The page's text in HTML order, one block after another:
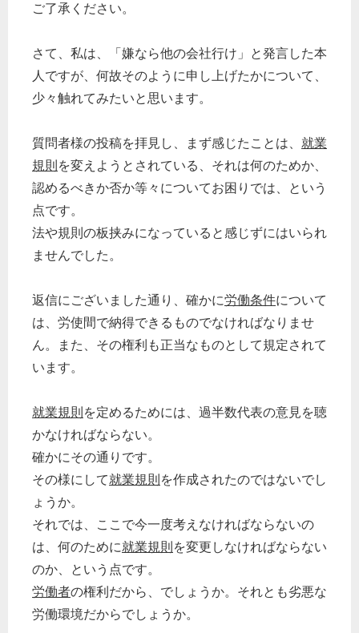
ご了承ください。
さて、私は、「嫌なら他の会社行け」と発言した本
人ですが、何故そのように申し上げたかについて、
少々触れてみたいと思います。
質問者様の投稿を拝見し、まず感じたことは、 就業
規則を変えようとされている、それは何のためか、
認めるべきか否か等々についてお困りでは、という
点です。
法や規則の板挟みになっていると感じずにはいられ
ませんでした。
返信にございました通り、確かに労働条件について
は、労使間で納得できるものでなければなりませ
ん。また、その権利も正当なものとして規定されて
います。
就業規則を定めるためには、過半数代表の意見を聴
かなければならない。
確かにその通りです。
その様にして就業規則を作成されたのではないでし
ょうか。
それでは、ここで今一度考えなければならないの
は、何のために就業規則を変更しなければならない
のか、という点です。
労働者の権利だから、でしょうか。それとも劣悪な
労働環境だからでしょうか。